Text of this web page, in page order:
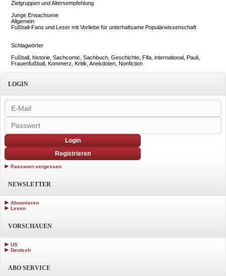
Zielgruppen und Altersempfehlung
Junge Erwachsene
Allgemein
Fußball-Fans und Leser mit Vorliebe für unterhaltsame Populärwissenschaft
Schlagwörter
Fußball, historie, Sachcomic, Sachbuch, Geschichte, Fifa, international, Pauli,
Frauenfußball, Kommerz, Kritik, Anekdoten, Nonfiction
LOGIN
Login
Registrieren
Passwort vergessen
NEWSLETTER
Abonnieren
Lesen
VORSCHAUEN
US
Deutsch
ABO SERVICE